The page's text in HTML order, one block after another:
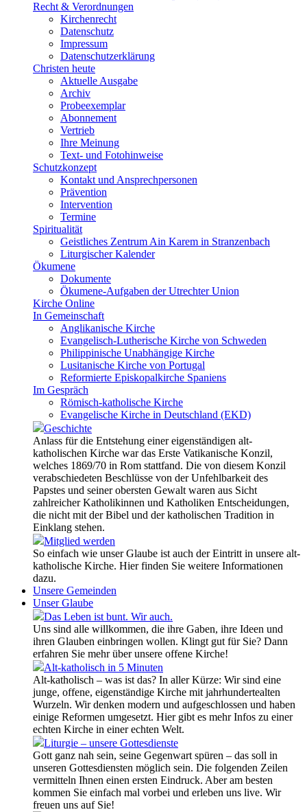
Recht & Verordnungen
Kirchenrecht
Datenschutz
Impressum
Datenschutzerklärung
Christen heute
Aktuelle Ausgabe
Archiv
Probeexemplar
Abonnement
Vertrieb
Ihre Meinung
Text- und Fotohinweise
Schutzkonzept
Kontakt und Ansprechpersonen
Prävention
Intervention
Termine
Spiritualität
Geistliches Zentrum Ain Karem in Stranzenbach
Liturgischer Kalender
Ökumene
Dokumente
Ökumene-Aufgaben der Utrechter Union
Kirche Online
In Gemeinschaft
Anglikanische Kirche
Evangelisch-Lutherische Kirche von Schweden
Philippinische Unabhängige Kirche
Lusitanische Kirche von Portugal
Reformierte Episkopalkirche Spaniens
Im Gespräch
Römisch-katholische Kirche
Evangelische Kirche in Deutschland (EKD)
Geschichte
Anlass für die Entstehung einer eigenständigen alt-
katholischen Kirche war das Erste Vatikanische Konzil,
welches 1869/70 in Rom stattfand. Die von diesem Konzil
verabschiedeten Beschlüsse von der Unfehlbarkeit des
Papstes und seiner obersten Gewalt waren aus Sicht
zahlreicher Katholikinnen und Katholiken Entscheidungen,
die nicht mit der Bibel und der katholischen Tradition in
Einklang stehen.
Mitglied werden
So einfach wie unser Glaube ist auch der Eintritt in unsere alt-
katholische Kirche. Hier finden Sie weitere Informationen
dazu.
Unsere Gemeinden
Unser Glaube
Das Leben ist bunt. Wir auch.
Uns sind alle willkommen, die ihre Gaben, ihre Ideen und
ihren Glauben einbringen wollen. Klingt gut für Sie? Dann
erfahren Sie mehr über unsere offene Kirche!
Alt-katholisch in 5 Minuten
Alt-katholisch – was ist das? In aller Kürze: Wir sind eine
junge, offene, eigenständige Kirche mit jahrhundertealten
Wurzeln. Wir denken modern und aufgeschlossen und haben
einige Reformen umgesetzt. Hier gibt es mehr Infos zu einer
echten Kirche in einer echten Welt.
Liturgie – unsere Gottesdienste
Gott ganz nah sein, seine Gegenwart spüren – das soll in
unseren Gottesdiensten möglich sein. Die folgenden Zeilen
vermitteln Ihnen einen ersten Eindruck. Aber am besten
kommen Sie einfach mal vorbei und erleben uns live. Wir
freuen uns auf Sie!